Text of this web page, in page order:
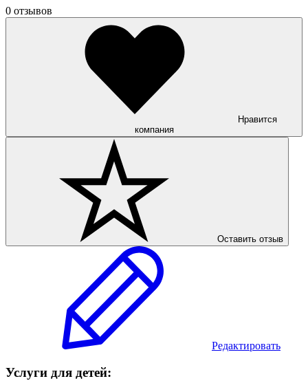
0 отзывов
Нравится
компания
Оставить отзыв
Редактировать
Услуги для детей: